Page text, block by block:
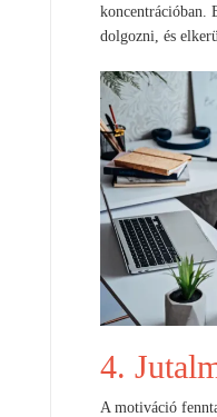
koncentrációban.
dolgozni, és
4.
A motiváció